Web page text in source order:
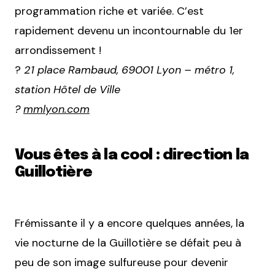
programmation riche et variée. C’est
rapidement devenu un incontournable du 1er
arrondissement !
? 21 place Rambaud, 69001 Lyon – métro 1,
station Hôtel de Ville
?mmlyon.com
Vous êtes à la cool : direction la
Guillotière
Frémissante il y a encore quelques années, la
vie nocturne de la Guillotière se défait peu à
peu de son image sulfureuse pour devenir